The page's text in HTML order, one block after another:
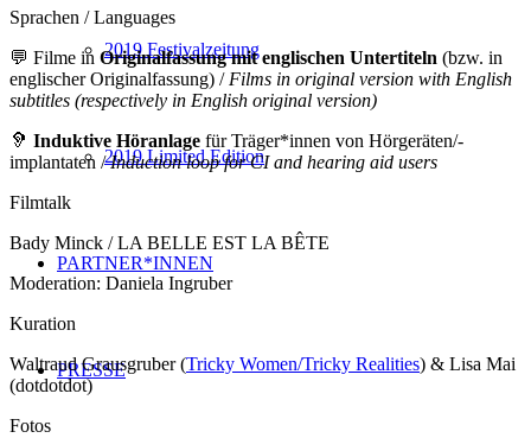
2019 Festivalzeitung
2019 Limited Edition
PARTNER*INNEN
PRESSE
Sprachen / Languages
💬 Filme in Originalfassung mit englischen Untertiteln (bzw. in
englischer Originalfassung) / Films in original version with English
subtitles (respectively in English original version)
🦻 Induktive Höranlage für Träger*innen von Hörgeräten/-
implantaten /Induction loop for CI and hearing aid users
Filmtalk
Bady Minck / LA BELLE EST LA BÊTE
Moderation: Daniela Ingruber
Kuration
Waltraud Grausgruber (Tricky Women/Tricky Realities) & Lisa Mai
(dotdotdot)
Fotos